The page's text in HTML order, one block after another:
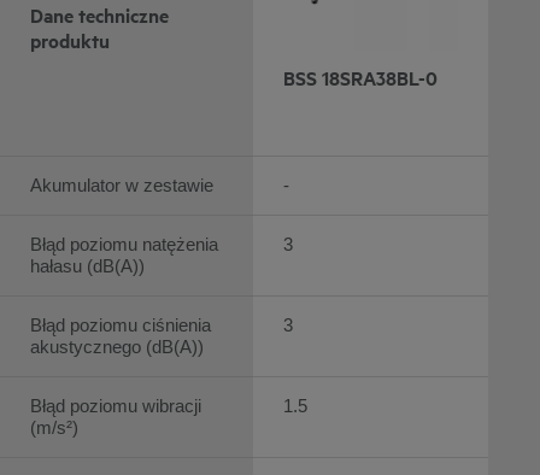
Dane techniczne
produktu
Akumulator w zestawie
Błąd poziomu natężenia
hałasu (dB(A))
Błąd poziomu ciśnienia
akustycznego (dB(A))
Błąd poziomu wibracji
(m/s²)
BSS 18SRA38BL-0
-
3
3
1.5